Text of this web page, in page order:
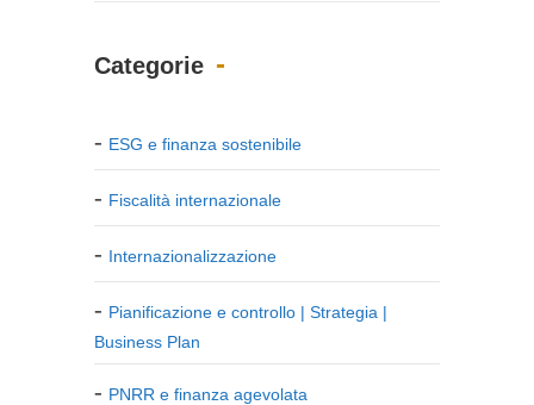
Categorie
ESG e finanza sostenibile
Fiscalità internazionale
Internazionalizzazione
Pianificazione e controllo | Strategia |
Business Plan
PNRR e finanza agevolata